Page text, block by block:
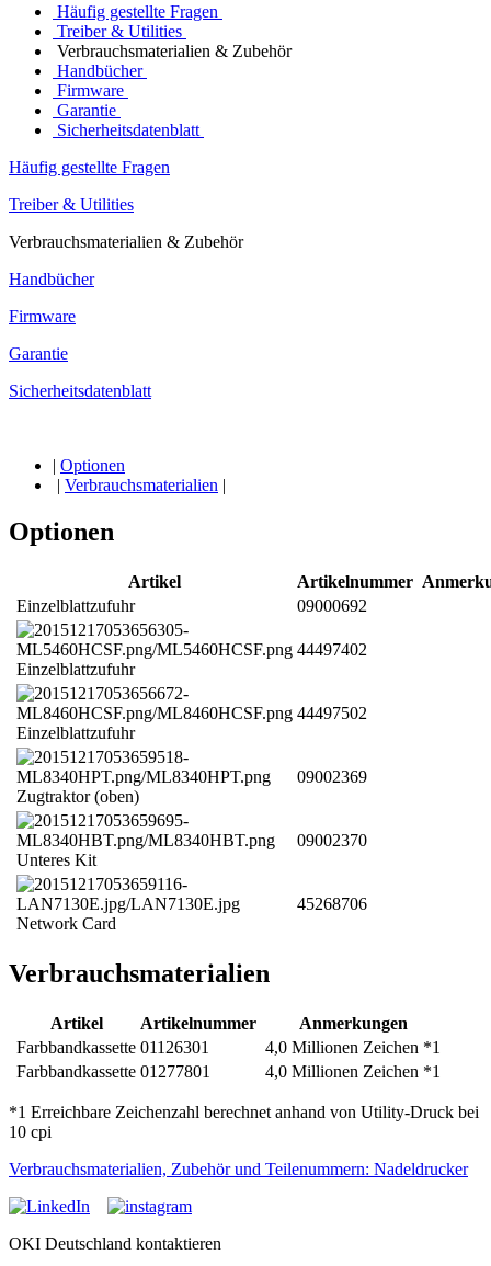
Häufig gestellte Fragen
Treiber & Utilities
Verbrauchsmaterialien & Zubehör
Handbücher
Firmware
Garantie
Sicherheitsdatenblatt
Häufig gestellte Fragen
Treiber & Utilities
Verbrauchsmaterialien & Zubehör
Handbücher
Firmware
Garantie
Sicherheitsdatenblatt
| Optionen
| Verbrauchsmaterialien |
Optionen
Artikel Artikelnummer
Einzelblattzufuhr
09000692
Einzelblattzufuhr
44497402
Einzelblattzufuhr
44497502
Zugtraktor (oben)
09002369
Unteres Kit
09002370
Network Card
45268706
Verbrauchsmaterialien
Artikel Artikelnummer
Anmerkungen
Farbbandkassette 01126301
4,0 Millionen Zeichen *1
Farbbandkassette 01277801 4,0 Millionen Zeichen *1
*1 Erreichbare Zeichenzahl berechnet anhand von Utility-Druck bei
10 cpi
Verbrauchsmaterialien, Zubehör und Teilenummern: Nadeldrucker
OKI Deutschland kontaktieren